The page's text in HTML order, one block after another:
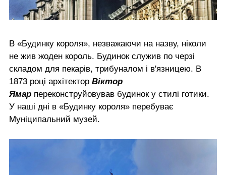
В «Будинку короля», незважаючи на назву, ніколи
не жив жоден король. Будинок служив по черзі
складом для пекарів, трибуналом і в'язницею. В
1873 році архітектор Віктор
Ямар переконструйовував будинок у стилі готики.
У наші дні в «Будинку короля» перебуває
Муніципальний музей.